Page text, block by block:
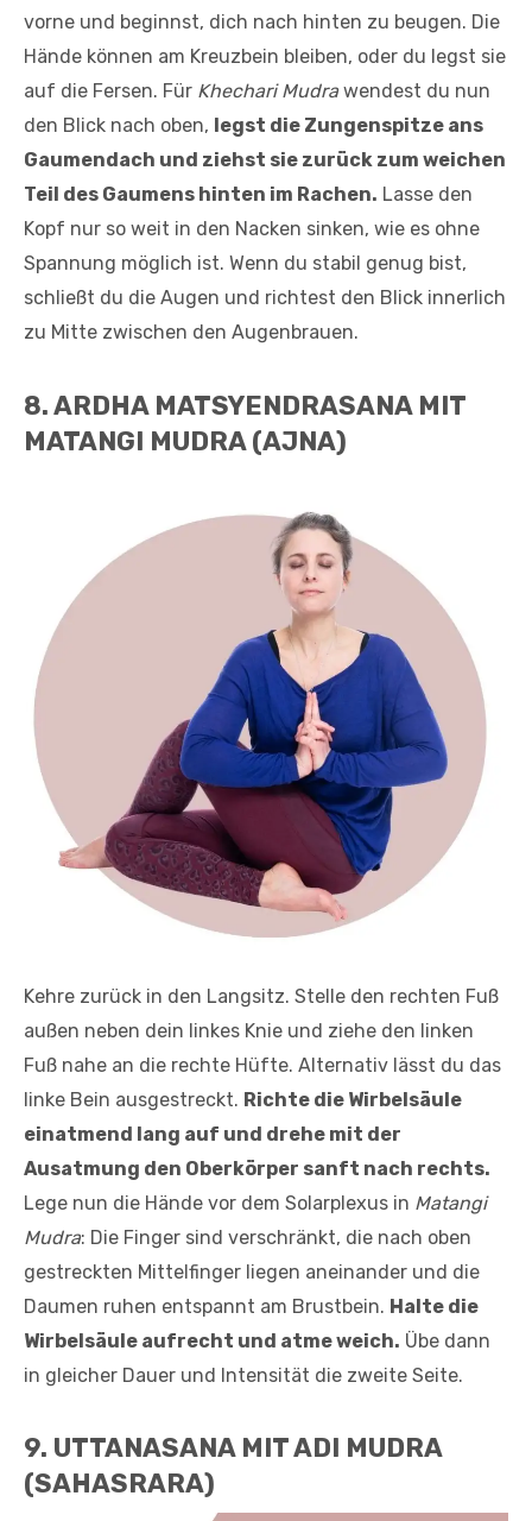
vorne und beginnst, dich nach hinten zu beugen. Die
Hände können am Kreuzbein bleiben, oder du legst sie
auf die Fersen. Für Khechari Mudrawendest du nun
den Blick nach oben, legst die Zungenspitze ans
Gaumendach und ziehst sie zurück zum weichen
Teil des Gaumens hinten im Rachen. Lasse den
Kopf nur so weit in den Nacken sinken, wie es ohne
Spannung möglich ist. Wenn du stabil genug bist,
schließt du die Augen und richtest den Blick innerlich
zu Mitte zwischen den Augenbrauen.
8. ARDHA MATSYENDRASANA MIT
MATANGI MUDRA (AJNA)
Kehre zurück in den Langsitz. Stelle den rechten Fuß
außen neben dein linkes Knie und ziehe den linken
Fuß nahe an die rechte Hüfte. Alternativ lässt du das
linke Bein ausgestreckt. Richte die Wirbelsäule
einatmend lang auf und drehe mit der
Ausatmung den Oberkörper sanft nach rechts.
Lege nun die Hände vor dem Solarplexus in Matangi
Mudra: Die Finger sind verschränkt, die nach oben
gestreckten Mittelfinger liegen aneinander und die
Daumen ruhen entspannt am Brustbein. Halte die
Wirbelsäule aufrecht und atme weich. Übe dann
in gleicher Dauer und Intensität die zweite Seite.
9. UTTANASANA MIT ADI MUDRA
(SAHASRARA)